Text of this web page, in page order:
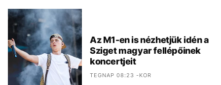
Az M1-en is nézhetjük idén a
Sziget magyar fellépőinek
koncertjeit
TEGNAP 08:23 -KOR